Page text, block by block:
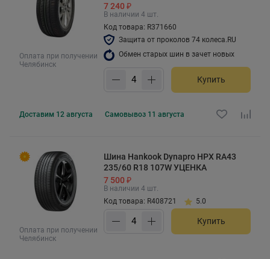
Оплата при получении
Челябинск
7 240 ₽
В наличии 4 шт.
Код товара: R371660
Защита от проколов 74 колеса.RU
Обмен старых шин в зачет новых
Купить
Доставим 12 августа Самовывоз 11 августа
Оплата при получении
Челябинск
Шина Hankook Dynapro HPX RA43
235/60 R18 107W УЦЕНКА
7 500 ₽
В наличии 4 шт.
Код товара: R408721
5.0
Купить